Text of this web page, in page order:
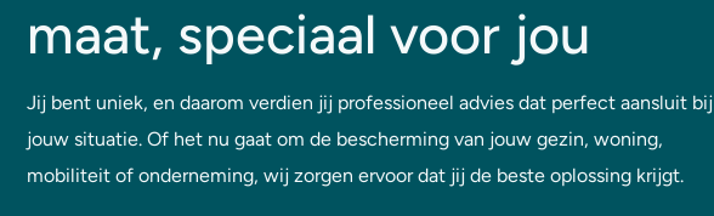
maat, speciaal voor jou
Jij bent uniek, en daarom verdien jij professioneel advies dat perfect aansluit bij
jouw situatie. Of het nu gaat om de bescherming van jouw gezin, woning,
mobiliteit of onderneming, wij zorgen ervoor dat jij de beste oplossing krijgt.